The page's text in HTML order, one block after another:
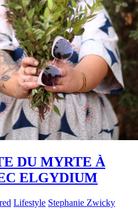
DU MYRTE À
ELGYDIUM
Lifestyle Stephanie Zwicky